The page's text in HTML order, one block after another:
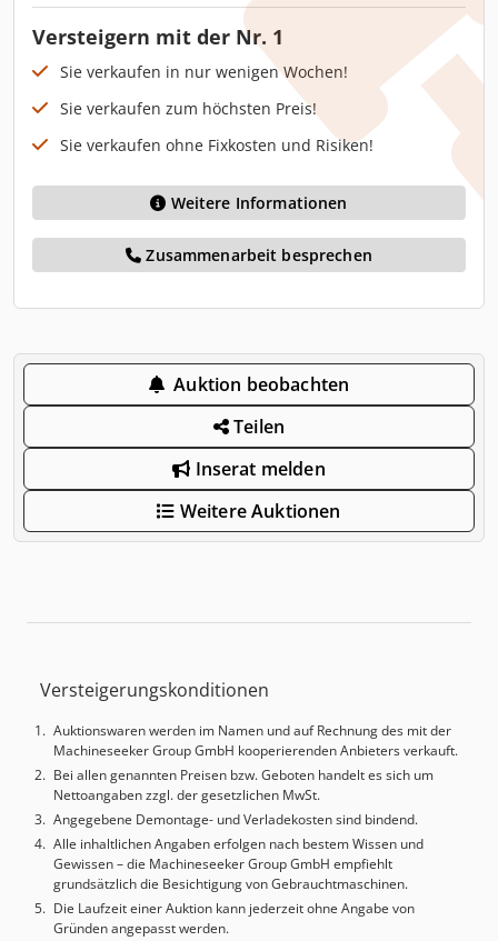
Versteigern mit der Nr. 1
Sie verkaufen in nur wenigen Wochen!
Sie verkaufen zum höchsten Preis!
Sie verkaufen ohne Fixkosten und Risiken!
Weitere Informationen
Zusammenarbeit besprechen
Auktion beobachten
Teilen
Inserat melden
Weitere Auktionen
Versteigerungskonditionen
Auktionswaren werden im Namen und auf Rechnung des mit der
Machineseeker Group GmbH kooperierenden Anbieters verkauft.
Bei allen genannten Preisen bzw. Geboten handelt es sich um
Nettoangaben zzgl. der gesetzlichen MwSt.
Angegebene Demontage- und Verladekosten sind bindend.
Alle inhaltlichen Angaben erfolgen nach bestem Wissen und
Gewissen – die Machineseeker Group GmbH empfiehlt
grundsätzlich die Besichtigung von Gebrauchtmaschinen.
Die Laufzeit einer Auktion kann jederzeit ohne Angabe von
Gründen angepasst werden.